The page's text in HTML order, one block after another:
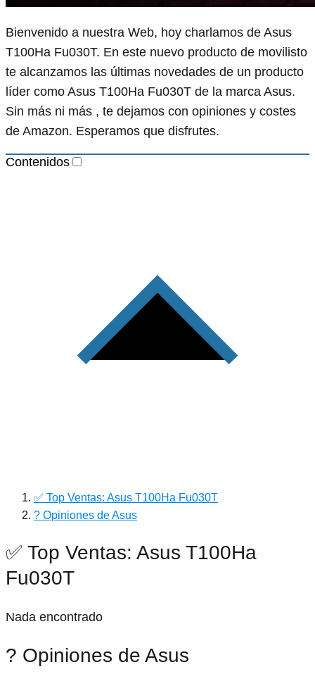
Bienvenido a nuestra Web, hoy charlamos de Asus
T100Ha Fu030T. En este nuevo producto de movilisto
te alcanzamos las últimas novedades de un producto
líder como Asus T100Ha Fu030T de la marca Asus.
Sin más ni más , te dejamos con opiniones y costes
de Amazon. Esperamos que disfrutes.
Contenidos
✅ Top Ventas: Asus T100Ha Fu030T
? Opiniones de Asus
✅ Top Ventas: Asus T100Ha
Fu030T
Nada encontrado
? Opiniones de Asus